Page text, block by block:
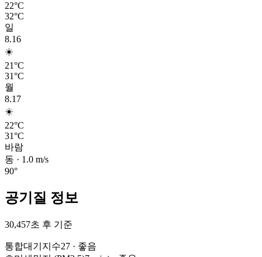
22°C
32°C
일
8.16
☀️
21°C
31°C
월
8.17
☀️
22°C
31°C
바람
동 · 1.0 m/s
90°
공기질 정보
30,457초 후 기준
통합대기지수27 · 좋음